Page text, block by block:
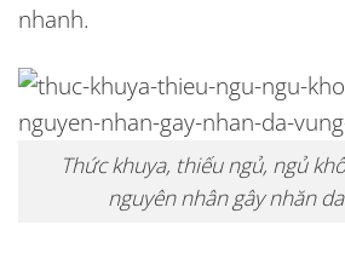
nhanh.
Thức khuya, thiếu ngủ, ngủ
nguyên nhân gây nhăn